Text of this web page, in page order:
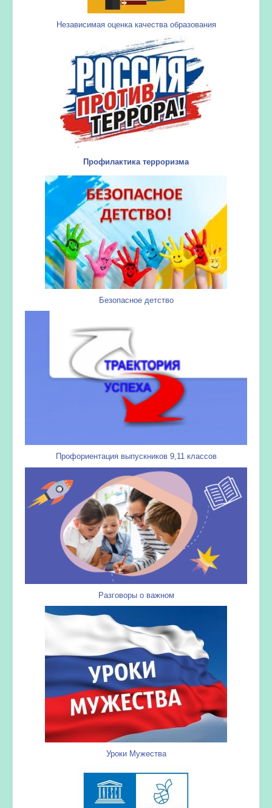
Независимая оценка качества образования
Профилактика терроризма
Безопасное детство
Профориентация выпускников 9,11 классов
Разговоры о важном
Уроки Мужества